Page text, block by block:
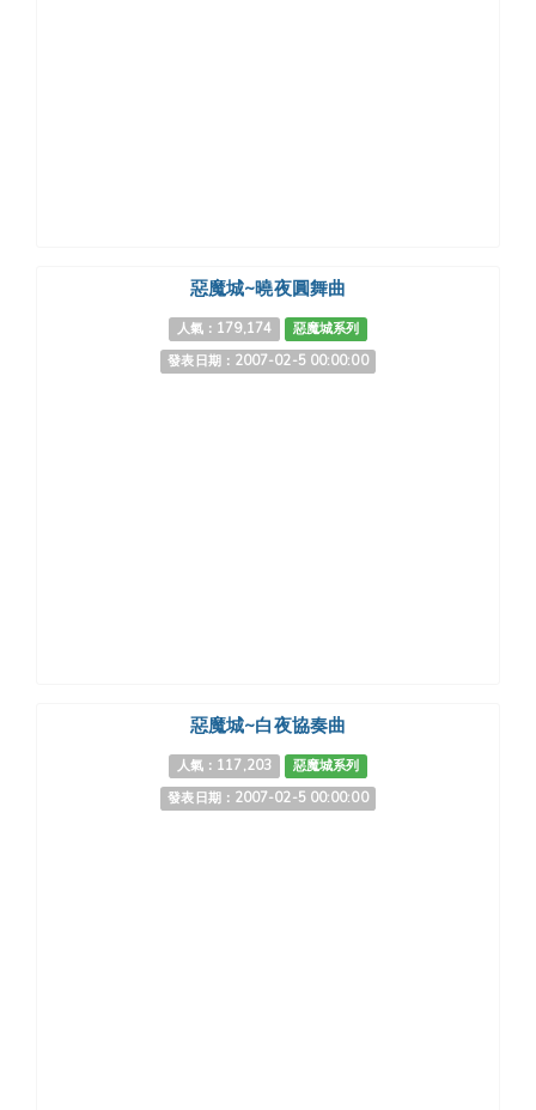
惡魔城~曉夜圓舞曲
人氣：179,174
惡魔城系列
發表日期：2007-02-5 00:00:00
惡魔城~白夜協奏曲
人氣：117,203
惡魔城系列
發表日期：2007-02-5 00:00:00